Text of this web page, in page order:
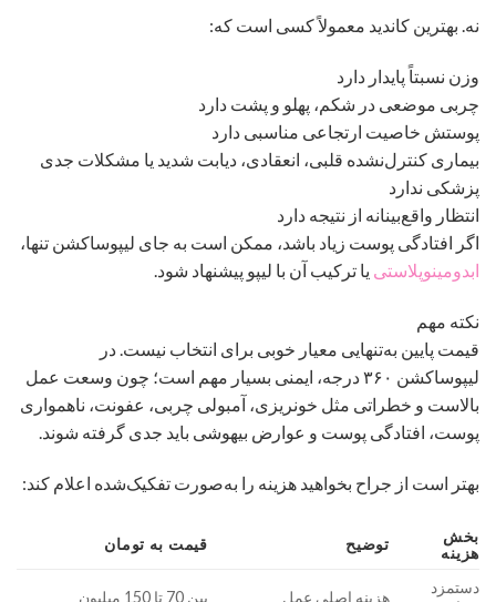
نه. بهترین کاندید معمولاً کسی است که:
وزن نسبتاً پایدار دارد
چربی موضعی در شکم، پهلو و پشت دارد
پوستش خاصیت ارتجاعی مناسبی دارد
بیماری کنترل‌نشده قلبی، انعقادی، دیابت شدید یا مشکلات جدی
پزشکی ندارد
انتظار واقع‌بینانه از نتیجه دارد
اگر افتادگی پوست زیاد باشد، ممکن است به جای لیپوساکشن تنها،
ابدومینوپلاستی یا ترکیب آن با لیپو پیشنهاد شود.
نکته مهم
قیمت پایین به‌تنهایی معیار خوبی برای انتخاب نیست. در
لیپوساکشن ۳۶۰ درجه، ایمنی بسیار مهم است؛ چون وسعت عمل
بالاست و خطراتی مثل خونریزی، آمبولی چربی، عفونت، ناهمواری
پوست، افتادگی پوست و عوارض بیهوشی باید جدی گرفته شوند.
بهتر است از جراح بخواهید هزینه را به‌صورت تفکیک‌شده اعلام کند:
بخش
هزینه
توضیح قیمت به تومان
دستمزد
هزینه اصلی عمل بین 70 تا 150 میلیون